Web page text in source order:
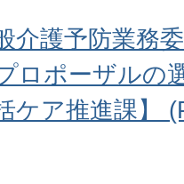
介護予防業務
ロポーザルの
ケア推進課】